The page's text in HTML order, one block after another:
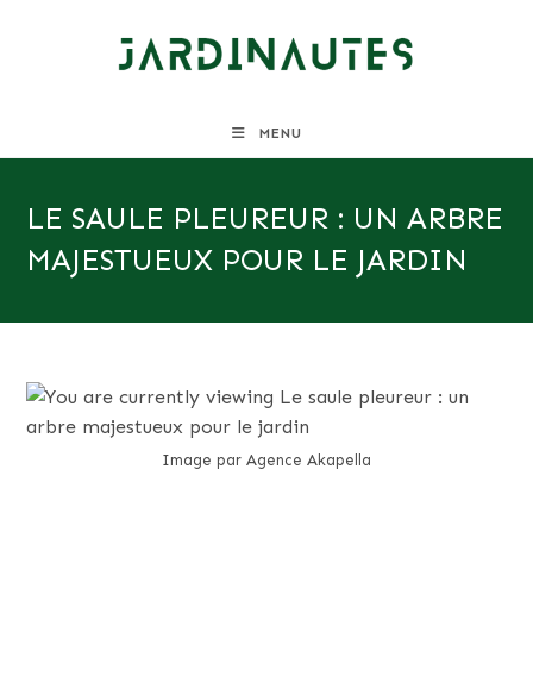
MENU
LE SAULE PLEUREUR : UN ARBRE
MAJESTUEUX POUR LE JARDIN
Image par Agence Akapella